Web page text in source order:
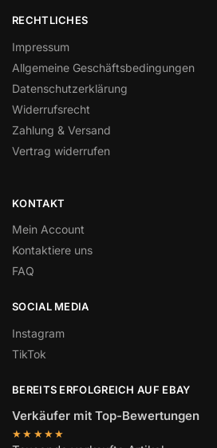
RECHTLICHES
Impressum
Allgemeine Geschäftsbedingungen
Datenschutzerklärung
Widerrufsrecht
Zahlung & Versand
Vertrag widerrufen
KONTAKT
Mein Account
Kontaktiere uns
FAQ
SOCIAL MEDIA
Instagram
TikTok
BEREITS ERFOLGREICH AUF EBAY
Verkäufer mit Top-Bewertungen
★★★★★